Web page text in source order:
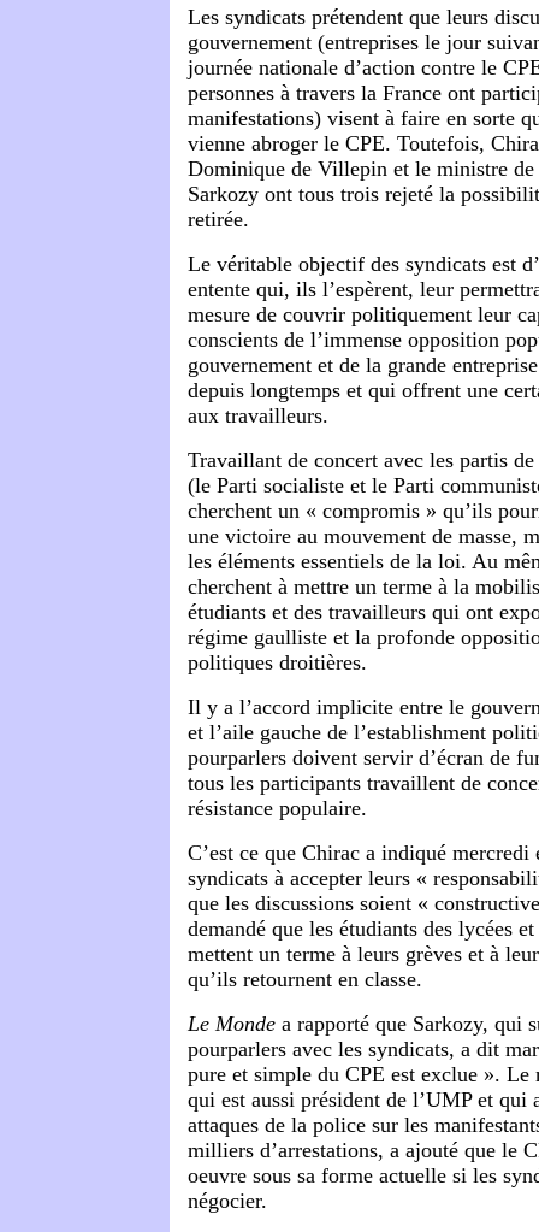
Les syndicats prétendent que leurs
gouvernement (entreprises le jour
journée nationale d’action contre le
personnes à travers la France ont
manifestations) visent à faire en sorte
vienne abroger le CPE. Toutefois,
Dominique de Villepin et le ministre
Sarkozy ont tous trois rejeté la
retirée.
Le véritable objectif des syndicats est
entente qui, ils l’espèrent, leur
mesure de couvrir politiquement leur
conscients de l’immense opposition
gouvernement et de la grande
depuis longtemps et qui offrent une
aux travailleurs.
Travaillant de concert avec les partis
(le Parti socialiste et le Parti
cherchent un « compromis » qu’ils
une victoire au mouvement de masse,
les éléments essentiels de la loi. Au
cherchent à mettre un terme à la
étudiants et des travailleurs qui ont
régime gaulliste et la profonde
politiques droitières.
Il y a l’accord implicite entre le
et l’aile gauche de l’establishment
pourparlers doivent servir d’écran de
tous les participants travaillent de
résistance populaire.
C’est ce que Chirac a indiqué mercredi
syndicats à accepter leurs «
que les discussions soient «
demandé que les étudiants des lycées
mettent un terme à leurs grèves et à
qu’ils retournent en classe.
Le Monde a rapporté que Sarkozy, qui
pourparlers avec les syndicats, a dit
pure et simple du CPE est exclue ». Le
qui est aussi président de l’UMP et qui
attaques de la police sur les
milliers d’arrestations, a ajouté que le
oeuvre sous sa forme actuelle si les
négocier.